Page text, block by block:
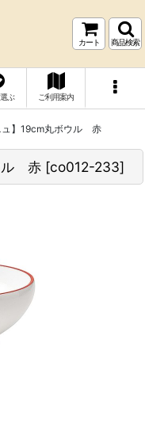
カート 商品検索
ぶ ご利用案内
ュ】19cm丸ボウル 赤
ル 赤 [co012-233]